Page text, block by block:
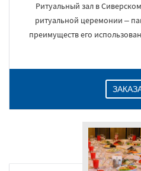
Ритуальный зал в
ритуальной церемонии –
преимуществ его